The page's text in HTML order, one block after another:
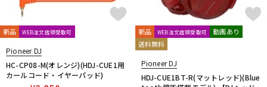
新品 WEB注文店頭受取可
Pioneer DJ
HC-CP08-M(オレンジ)(HDJ-CUE1用
カールコード・イヤーパッド)
新品 WEB注文店頭受取可
動画あり
送料無料
Pioneer DJ
HDJ-CUE1BT-R(マットレッド)(Blue